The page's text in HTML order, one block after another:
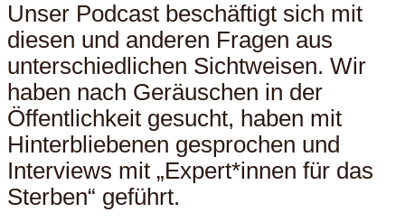
Unser Podcast beschäftigt sich mit
diesen und anderen Fragen aus
unterschiedlichen Sichtweisen. Wir
haben nach Geräuschen in der
Öffentlichkeit gesucht, haben mit
Hinterbliebenen gesprochen und
Interviews mit „Expert*innen für das
Sterben“ geführt.